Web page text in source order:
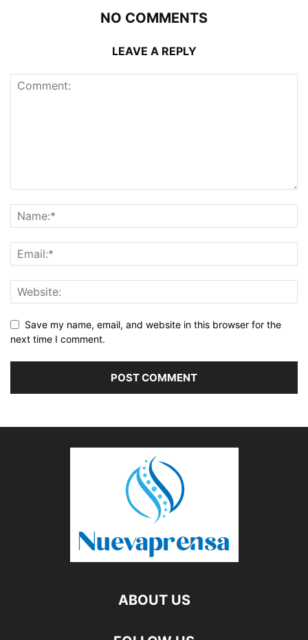
NO COMMENTS
LEAVE A REPLY
Save my name, email, and website in this browser for the
next time I comment.
ABOUT US